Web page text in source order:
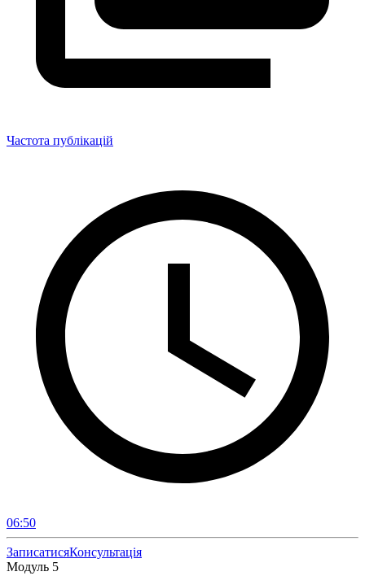
Частота публікацій
06:50
ЗаписатисяКонсультація
Модуль 5